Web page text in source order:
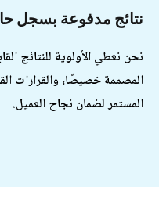
نتائج مدفوعة بسجل
نحن نعطي الأولوية للنتائج
المصممة خصيصًا، والقرارات
المستمر لضمان نجاح العميل.